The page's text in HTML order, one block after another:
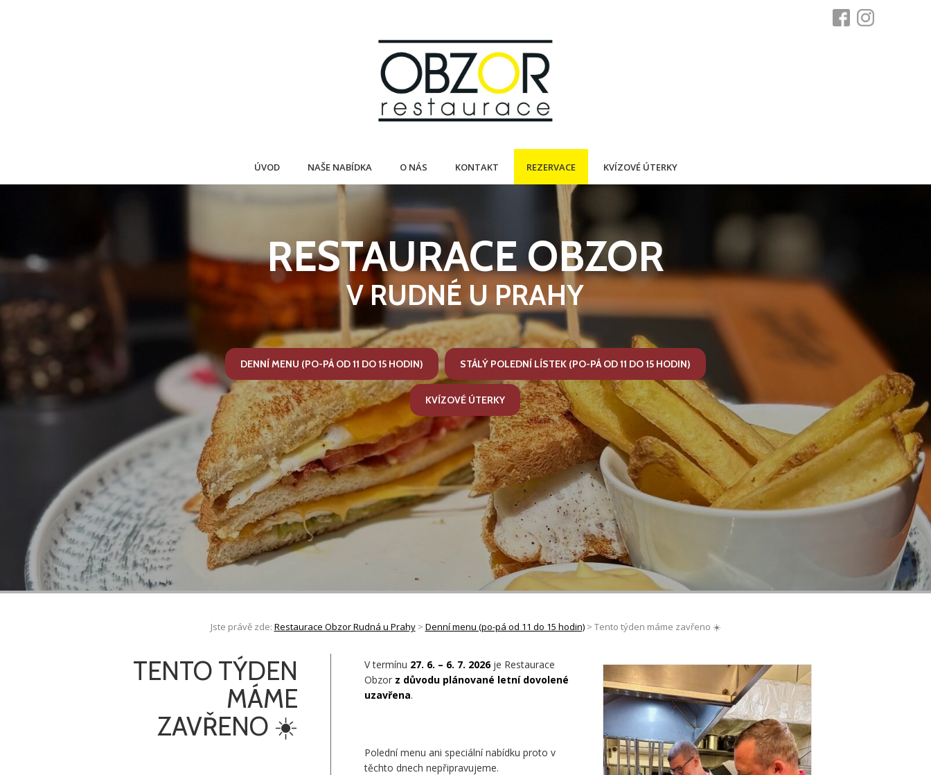
ÚVOD NAŠE NABÍDKA O NÁS KONTAKT REZERVACE KVÍZOVÉ ÚTERKY
RESTAURACE OBZOR
V RUDNÉ U PRAHY
DENNÍ MENU (PO-PÁ OD 11 DO 15 HODIN) STÁLÝ POLEDNÍ LÍSTEK (PO-PÁ OD 11 DO 15 HODIN)
KVÍZOVÉ ÚTERKY
Jste právě zde: Restaurace Obzor Rudná u Prahy> Denní menu (po-pá od 11 do 15 hodin)> Tento týden máme zavřeno ☀️
TENTO TÝDEN
MÁME
ZAVŘENO ☀️
V termínu 27. 6. – 6. 7. 2026je Restaurace
Obzor z důvodu plánované letní dovolené
uzavřena.
Polední menu ani speciální nabídku proto v
těchto dnech nepřipravujeme.